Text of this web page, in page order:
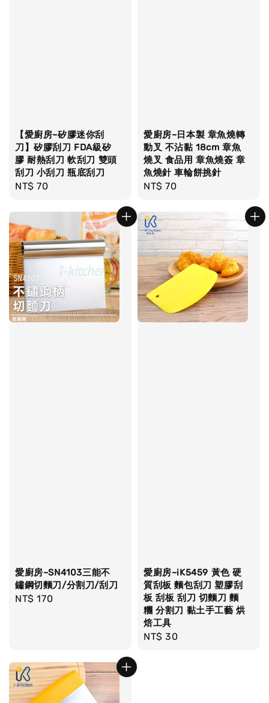
【愛廚房~矽膠迷你刮
刀】矽膠刮刀 FDA級矽
膠 耐熱刮刀 軟刮刀 雙頭
刮刀 小刮刀 瓶底刮刀
Regular
NT$ 70
愛廚房~日本製 章魚燒轉
動叉 不沾黏 18cm 章魚
燒叉 食品用 章魚燒簽 章
魚燒針 車輪餅挑針
Regular
NT$ 70
愛廚房~SN4103三能不
鏽鋼切麵刀/分割刀/刮刀
Regular
NT$ 170
愛廚房~iK5459 黃色 硬
質刮板 麵包刮刀 塑膠刮
板 刮板 刮刀 切麵刀 麵
糰 分割刀 黏土手工藝 烘
焙工具
Regular
NT$ 30